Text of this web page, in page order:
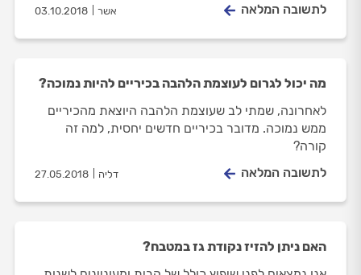
אשר 03.10.2018 לתשובה המלאה
מה יכול לגרום לעוצמת הלהבה בכיריים להיות נמוכה?
לאחרונה, שמתי לב שעוצמת הלהבה היוצאת מהכיריים
ממש נמוכה. מדובר בכיריים חדשים יחסית, למה זה
קורה?
דליה 27.05.2018 לתשובה המלאה
האם ניתן להזיז נקודת גז במטבח?